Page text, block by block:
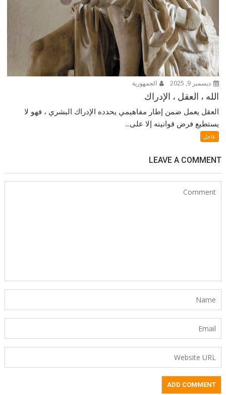
ديسمبر 9, 2025 الجمهورية
الله ، العقل ، الإدراك
العقل يعمل ضمن إطار مفاهيمي يحدده الإدراك البشري ، فهو لا
يستطيع فرض قوانينه إلا على...
عاجل
LEAVE A COMMENT